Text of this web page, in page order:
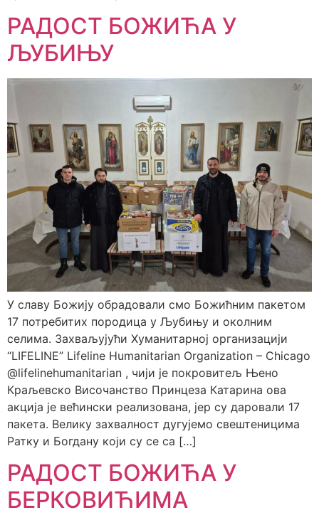
РАДОСТ БОЖИЋА У
ЉУБИЊУ
У славу Божију обрадовали смо Божићним пакетом
17 потребитих породица у Љубињу и околним
селима. Захваљујући Хуманитарној организацији
“LIFELINE” Lifeline Humanitarian Organization – Chicago
@lifelinehumanitarian , чији је покровитељ Њено
Краљевско Височанство Принцеза Катарина ова
акција је већински реализована, јер су даровали 17
пакета. Велику захвалност дугујемо свештеницима
Ратку и Богдану који су се са […]
РАДОСТ БОЖИЋА У
БЕРКОВИЋИМА